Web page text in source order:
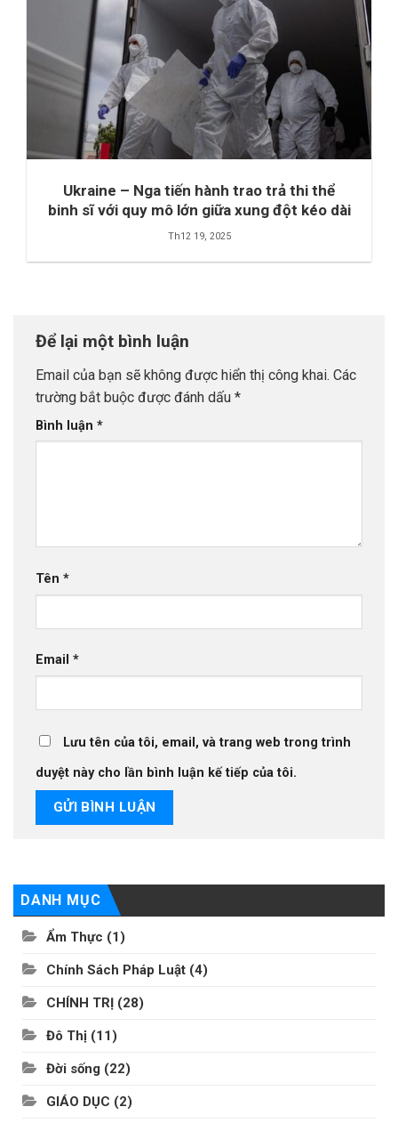
Ukraine – Nga tiến hành trao trả thi thể
binh sĩ với quy mô lớn giữa xung đột kéo dài
Th12 19, 2025
Để lại một bình luận
Email của bạn sẽ không được hiển thị công khai. Các
trường bắt buộc được đánh dấu *
Bình luận *
Tên *
Email *
Lưu tên của tôi, email, và trang web trong trình
duyệt này cho lần bình luận kế tiếp của tôi.
DANH MỤC
Ẩm Thực (1)
Chính Sách Pháp Luật (4)
CHÍNH TRỊ (28)
Đô Thị (11)
Đời sống (22)
GIÁO DỤC (2)